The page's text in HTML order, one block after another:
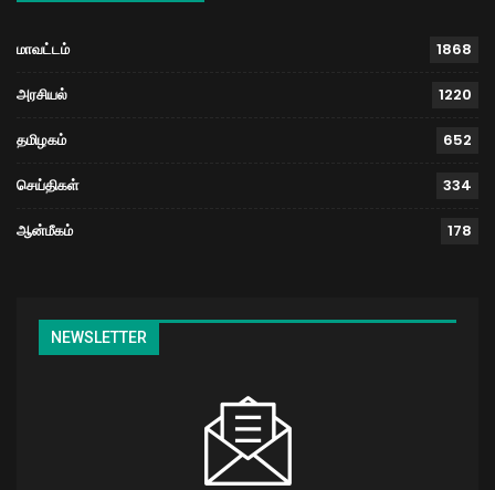
மாவட்டம் 1868
அரசியல் 1220
தமிழகம் 652
செய்திகள் 334
ஆன்மீகம் 178
NEWSLETTER